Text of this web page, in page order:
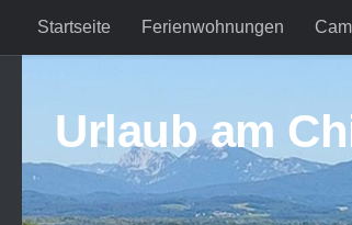
Zum Inhalt springen
Startseite Ferienwohnungen
Urlaub am